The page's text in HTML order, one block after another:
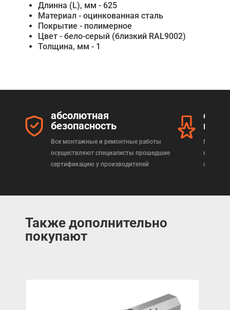
Длинна (L), мм - 625
Материал - оцинкованная сталь
Покрытие - полимерное
Цвет - бело-серый (близкий RAL9002)
Толщина, мм - 1
абсолютная
безопасность
Все монтажные и ремонтные работы
осуществляют специалисты прошедшие
сертификацию у производителей
Мы
Также дополнительно
покупают